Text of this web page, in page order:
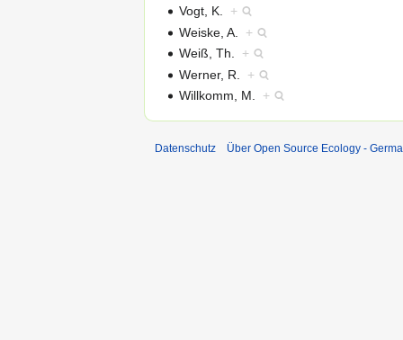
Vogt, K. +
Weiske, A. +
Weiß, Th. +
Werner, R. +
Willkomm, M. +
Datenschutz Über Open Source Ecology -